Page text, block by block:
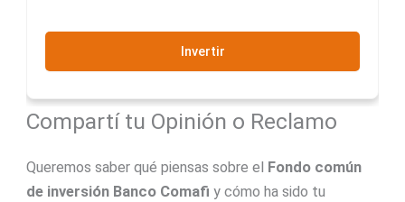
Invertir
Compartí tu Opinión o Reclamo
Queremos saber qué piensas sobre el Fondo común
de inversión Banco Comafi y cómo ha sido tu